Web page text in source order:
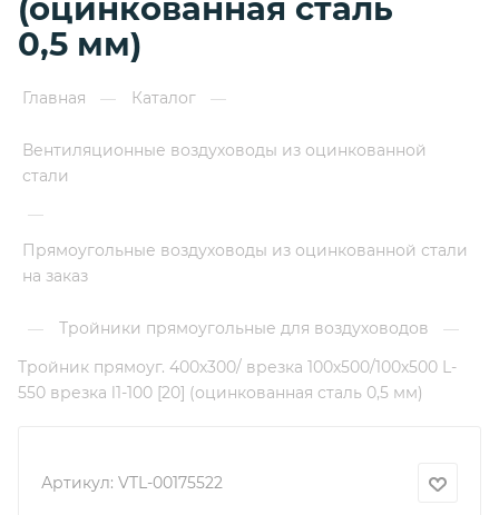
(оцинкованная сталь
0,5 мм)
Главная — Каталог —
Вентиляционные воздуховоды из оцинкованной
стали
—
Прямоугольные воздуховоды из оцинкованной стали
на заказ
— Тройники прямоугольные для воздуховодов
—
Тройник прямоуг. 400х300/ врезка 100х500/100х500 L-
550 врезка l1-100 [20] (оцинкованная сталь 0,5 мм)
Артикул: VTL-00175522